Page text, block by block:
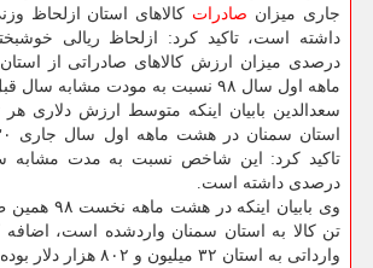
جاری میزان صادرات
درصدی میزان ارزش كالاهای صادراتی از
ماهه اول سال ۹۸ نسبت به مودت مشابه سال قبل بوده ایم.
سعدالدین بابیان اینكه متوسط ارزش دلاری هر
درصدی داشته است.
تن كالا به استان سمنان واردشده است، اضافه
وارداتی به استان ۳۲ میلیون و ۸۰۲ هزار دلار بوده است.